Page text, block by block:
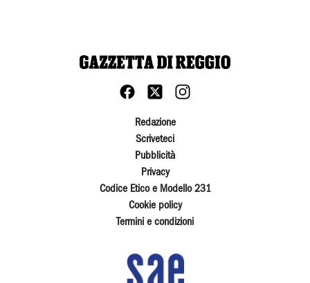
Redazione
Scriveteci
Pubblicità
Privacy
Codice Etico e Modello 231
Cookie policy
Termini e condizioni